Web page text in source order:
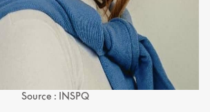
Source : INSPQ